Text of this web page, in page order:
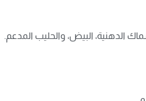
الدهنية، البيض، والحليب المدعم.